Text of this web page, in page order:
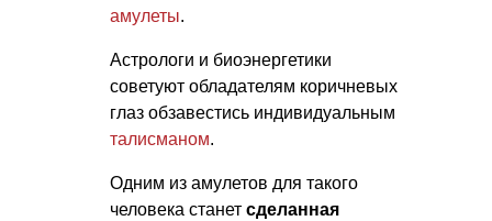
амулеты.
Астрологи и биоэнергетики
советуют обладателям коричневых
глаз обзавестись индивидуальным
талисманом.
Одним из амулетов для такого
человека станет сделанная